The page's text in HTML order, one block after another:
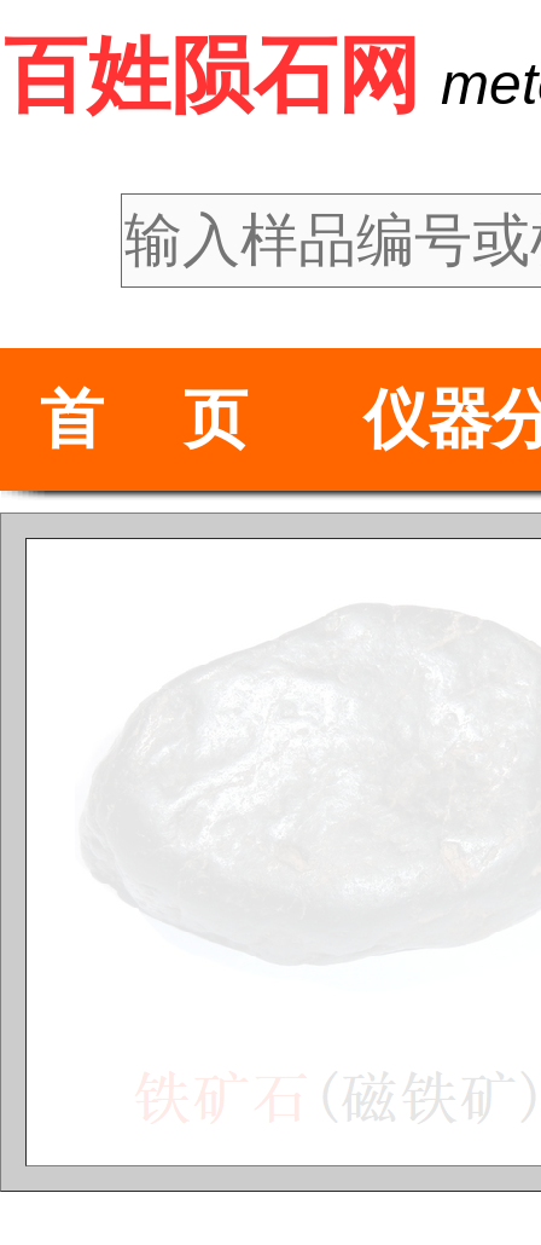
百姓陨石网
首 页 仪器